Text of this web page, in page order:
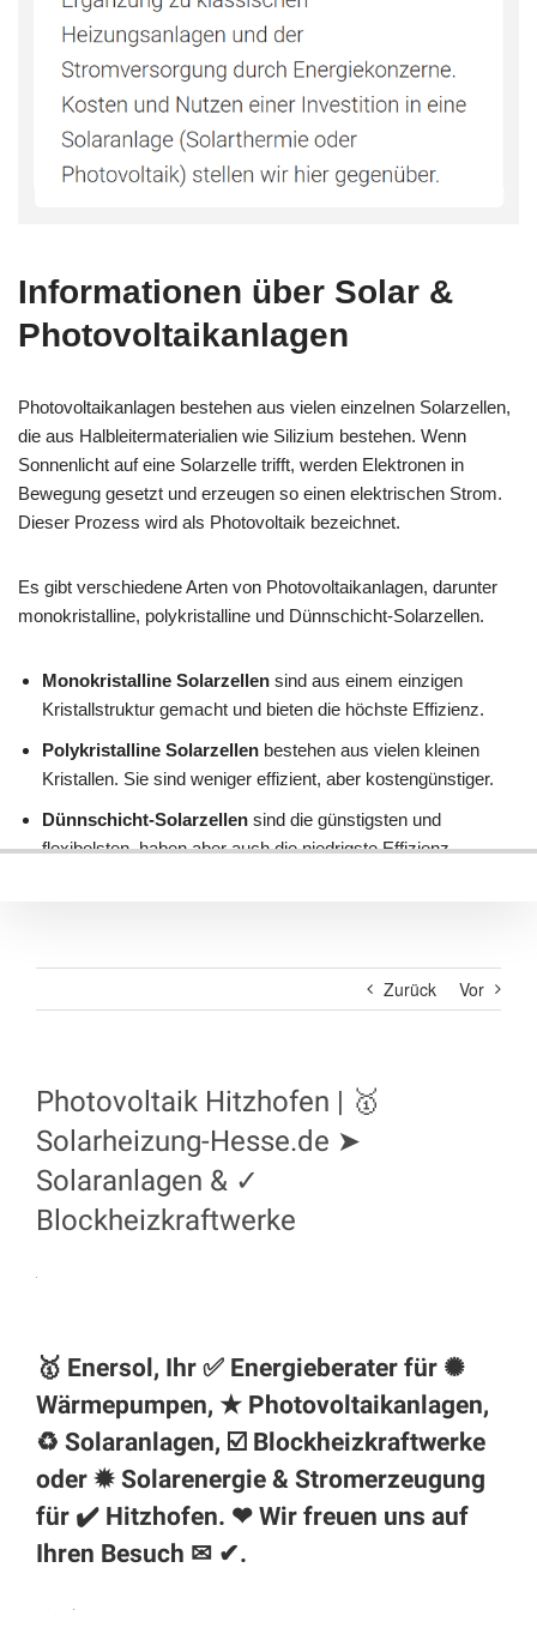
Zurück Vor
Photovoltaik Hitzhofen | 🥇
Solarheizung-Hesse.de ➤
Solaranlagen & ✓
Blockheizkraftwerke
🥇 Enersol, Ihr ✅ Energieberater für ✺
Wärmepumpen, ★ Photovoltaikanlagen,
♻ Solaranlagen, ☑️ Blockheizkraftwerke
oder ✹ Solarenergie & Stromerzeugung
für ✔️ Hitzhofen. ❤ Wir freuen uns auf
Ihren Besuch ✉ ✔.